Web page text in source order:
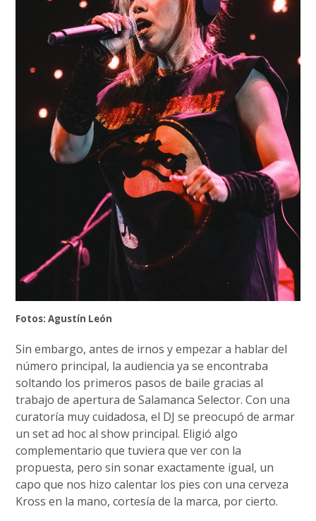
Fotos: Agustín León
Sin embargo, antes de irnos y empezar a hablar del
número principal, la audiencia ya se encontraba
soltando los primeros pasos de baile gracias al
trabajo de apertura de Salamanca Selector. Con una
curatoría muy cuidadosa, el DJ se preocupó de armar
un set ad hoc al show principal. Eligió algo
complementario que tuviera que ver con la
propuesta, pero sin sonar exactamente igual, un
capo que nos hizo calentar los pies con una cerveza
Kross en la mano, cortesía de la marca, por cierto.